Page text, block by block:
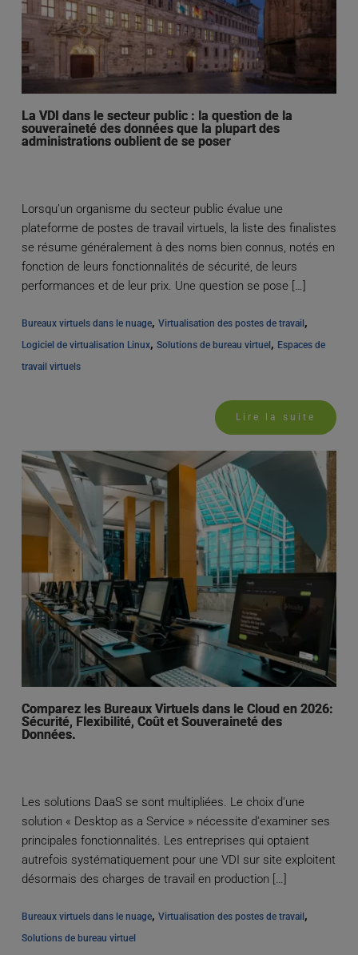
La VDI dans le secteur public : la question de la
souveraineté des données que la plupart des
administrations oublient de se poser
Lorsqu’un organisme du secteur public évalue une
plateforme de postes de travail virtuels, la liste des finalistes
se résume généralement à des noms bien connus, notés en
fonction de leurs fonctionnalités de sécurité, de leurs
performances et de leur prix. Une question se pose […]
Bureaux virtuels dans le nuage, Virtualisation des postes de travail
Logiciel de virtualisation Linux, Solutions de bureau virtuel, Espaces de
travail virtuels
Lire la suite
Comparez les Bureaux Virtuels dans le Cloud en 2026:
Sécurité, Flexibilité, Coût et Souveraineté des
Données.
Les solutions DaaS se sont multipliées. Le choix d'une
solution « Desktop as a Service » nécessite d'examiner ses
principales fonctionnalités. Les entreprises qui optaient
autrefois systématiquement pour une VDI sur site exploitent
désormais des charges de travail en production […]
Bureaux virtuels dans le nuage, Virtualisation des postes de travail
Solutions de bureau virtuel